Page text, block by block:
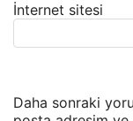
İnternet sitesi
Daha sonraki